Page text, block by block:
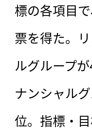
標の各項目
票を得た。
ルグループ
ナンシャル
位。指標・